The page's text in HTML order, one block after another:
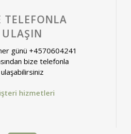
TELEFONLA
ULAŞIN
günü +4570604241
bize telefonla
ulaşabilirsiniz
hizmetleri